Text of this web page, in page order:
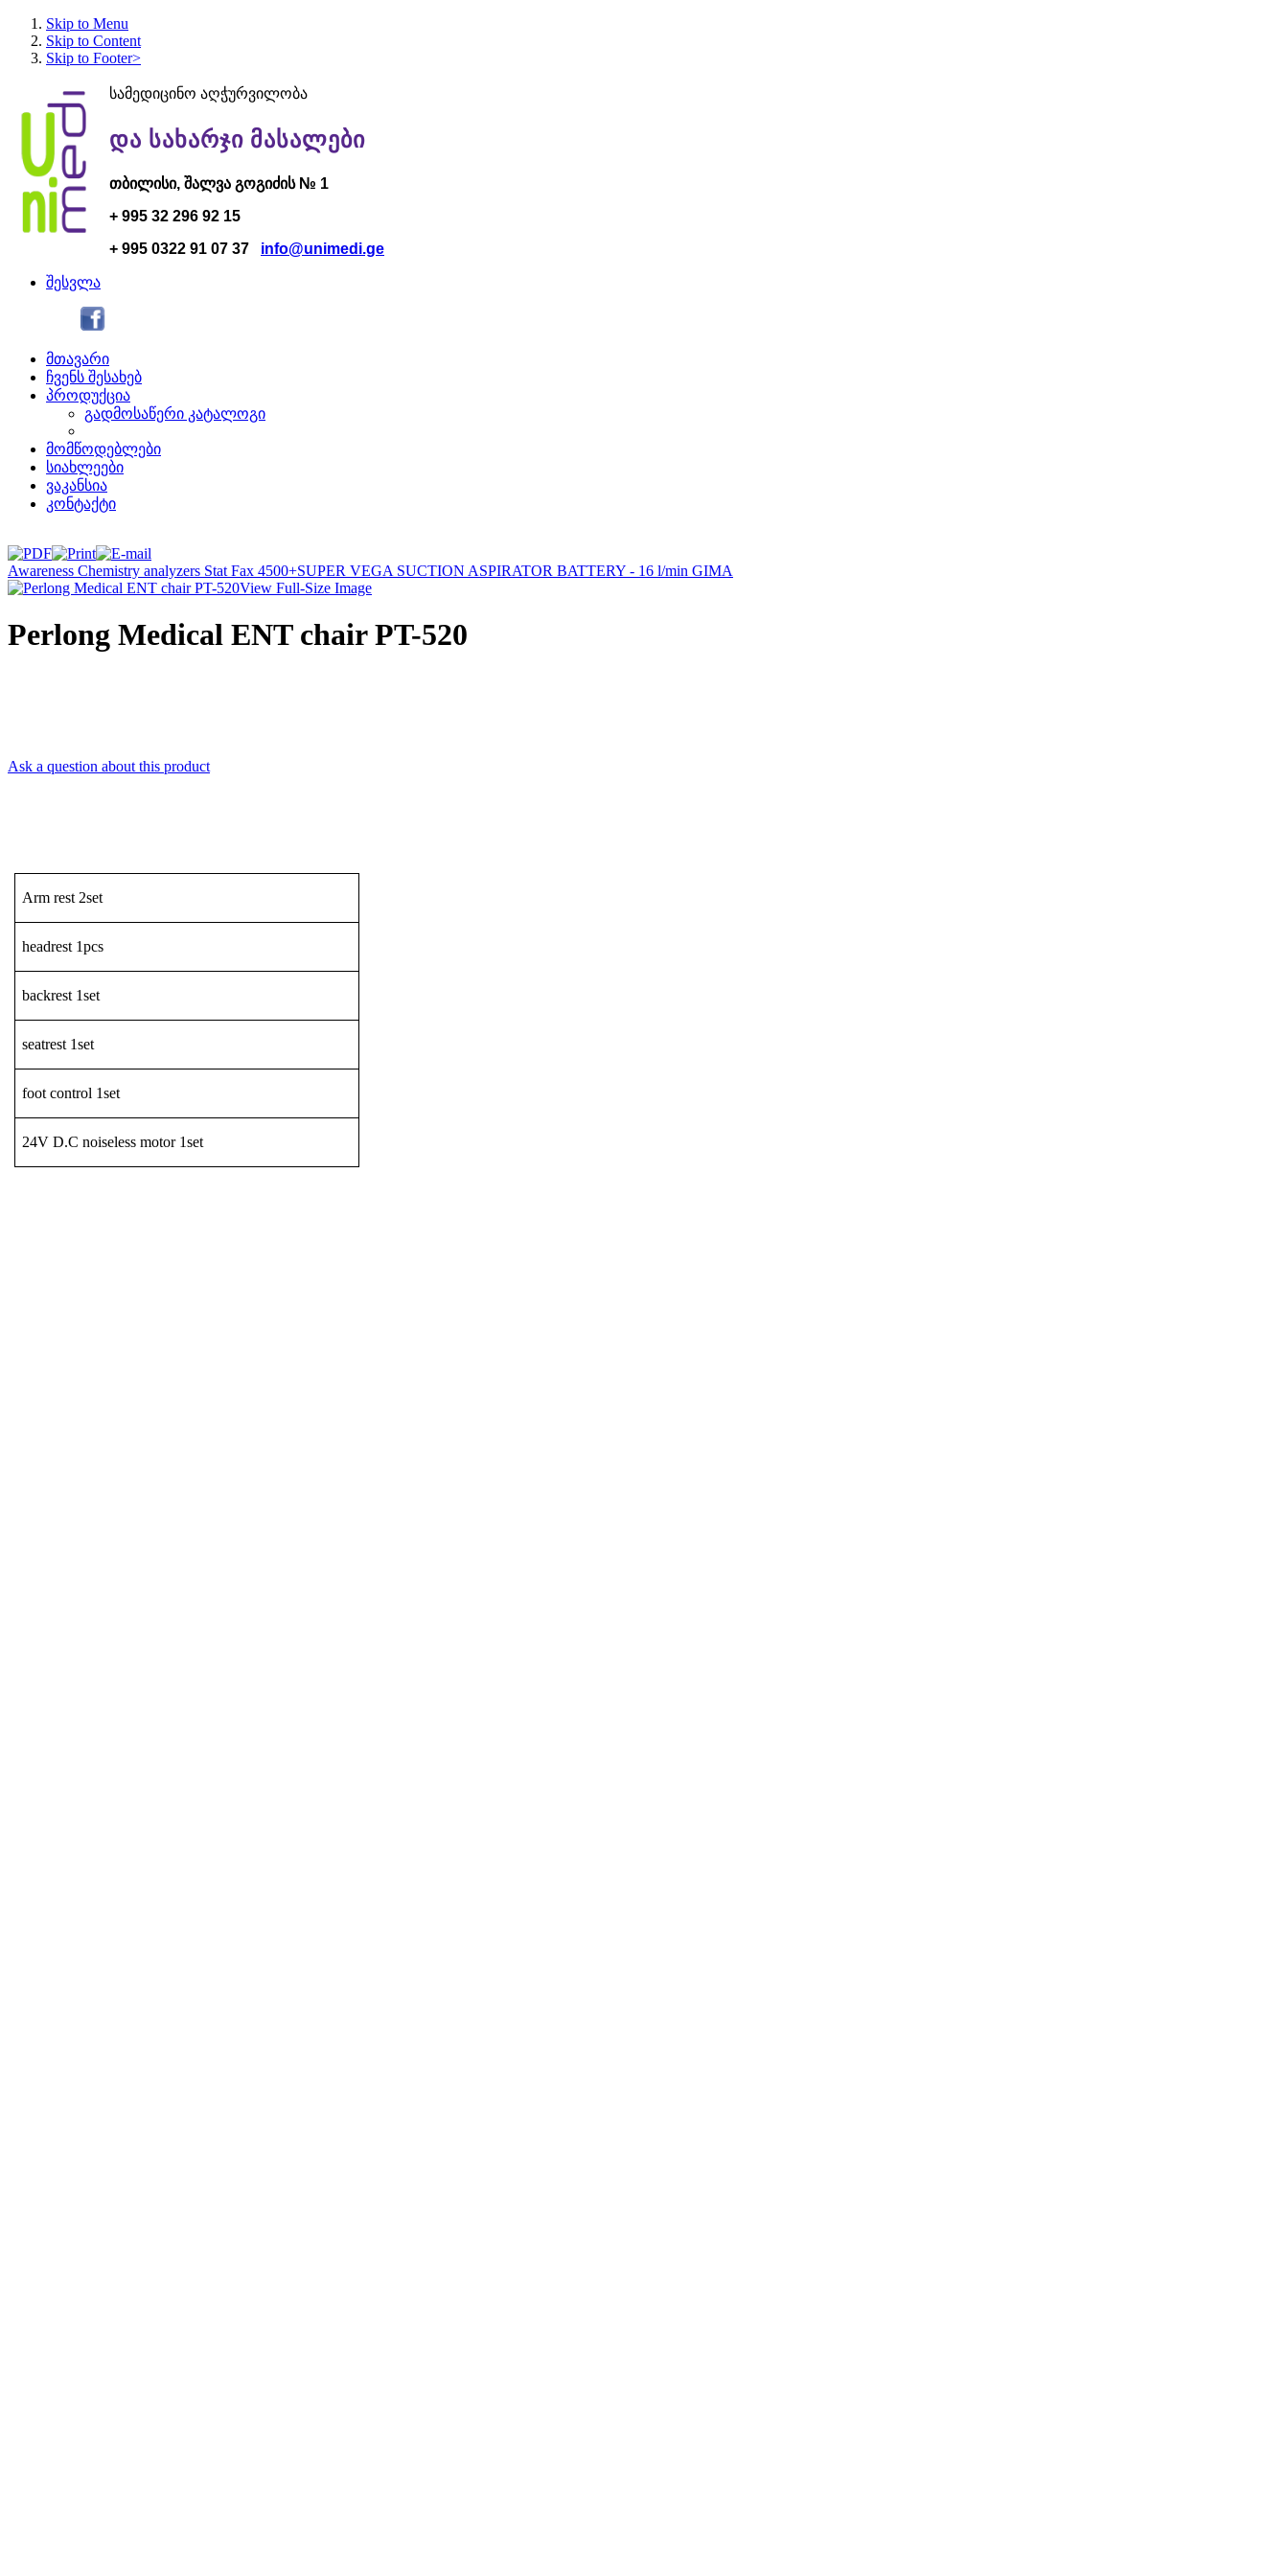
Skip to Menu
Skip to Content
Skip to Footer>
სამედიცინო აღჭურვილობა
და სახარჯი მასალები
თბილისი, შალვა გოგიძის № 1
+ 995 32 296 92 15
+ 995 0322 91 07 37 info@unimedi.ge
შესვლა
მთავარი
ჩვენს შესახებ
პროდუქცია
გადმოსაწერი კატალოგი
მომწოდებლები
სიახლეები
ვაკანსია
კონტაქტი
Awareness Chemistry analyzers Stat Fax 4500+SUPER VEGA SUCTION ASPIRATOR BATTERY - 16 l/min GIMA
View Full-Size Image
Perlong Medical ENT chair PT-520
Ask a question about this product
Arm rest 2set
headrest 1pcs
backrest 1set
seatrest 1set
foot control 1set
24V D.C noiseless motor 1set